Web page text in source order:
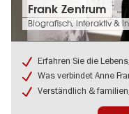
Termine:
Alles
Ausstellung
im
Anne
Frank
Frank Zentrum
Biografisch, interaktiv &
Erfahren Sie die
Was verbindet Anne
Verständlich &